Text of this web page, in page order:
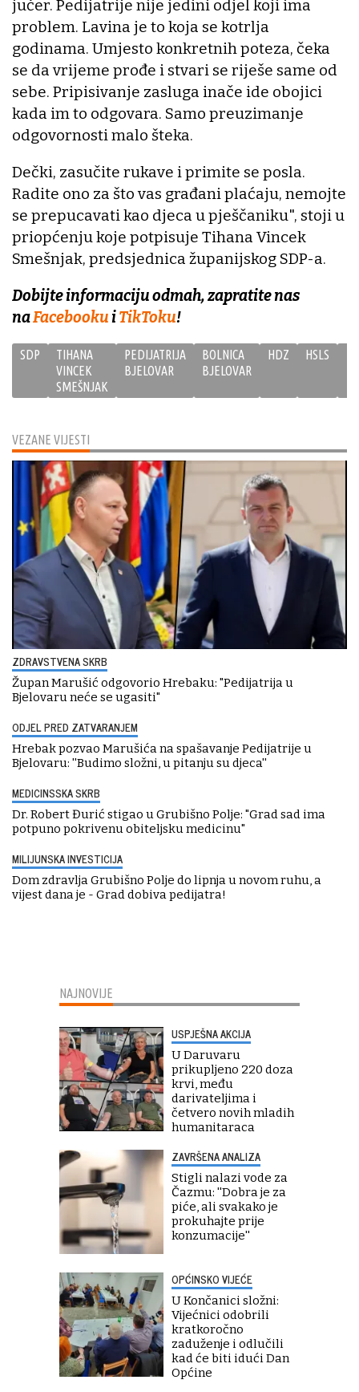
VEZANE VIJESTI
ZDRAVSTVENA SKRB
Župan Marušić odgovorio Hrebaku: "Pedijatrija u
Bjelovaru neće se ugasiti"
ODJEL PRED ZATVARANJEM
Hrebak pozvao Marušića na spašavanje Pedijatrije u
Bjelovaru: ''Budimo složni, u pitanju su djeca''
MEDICINSSKA SKRB
Dr. Robert Đurić stigao u Grubišno Polje: "Grad sad ima
potpuno pokrivenu obiteljsku medicinu"
MILIJUNSKA INVESTICIJA
Dom zdravlja Grubišno Polje do lipnja u novom ruhu, a
vijest dana je - Grad dobiva pedijatra!
jučer. Pedijatrije nije jedini odjel koji ima
problem. Lavina je to koja se kotrlja
godinama. Umjesto konkretnih poteza, čeka
se da vrijeme prođe i stvari se riješe same od
sebe. Pripisivanje zasluga inače ide obojici
kada im to odgovara. Samo preuzimanje
odgovornosti malo šteka.
Dečki, zasučite rukave i primite se posla.
Radite ono za što vas građani plaćaju, nemojte
se prepucavati kao djeca u pješčaniku", stoji u
priopćenju koje potpisuje Tihana Vincek
Smešnjak, predsjednica županijskog SDP-a.
Dobijte informaciju odmah, zapratite nas
naFacebookuiTikToku!
SDP
TIHANA
VINCEK
SMEŠNJAK
PEDIJATRIJA
BJELOVAR
BOLNICA
BJELOVAR
HDZ HSLS
NAJNOVIJE
USPJEŠNA AKCIJA
U Daruvaru
prikupljeno 220 doza
krvi, među
darivateljima i
četvero novih mladih
humanitaraca
ZAVRŠENA ANALIZA
Stigli nalazi vode za
Čazmu: ''Dobra je za
piće, ali svakako je
prokuhajte prije
konzumacije''
OPĆINSKO VIJEĆE
U Končanici složni:
Vijećnici odobrili
kratkoročno
zaduženje i odlučili
kad će biti idući Dan
Općine